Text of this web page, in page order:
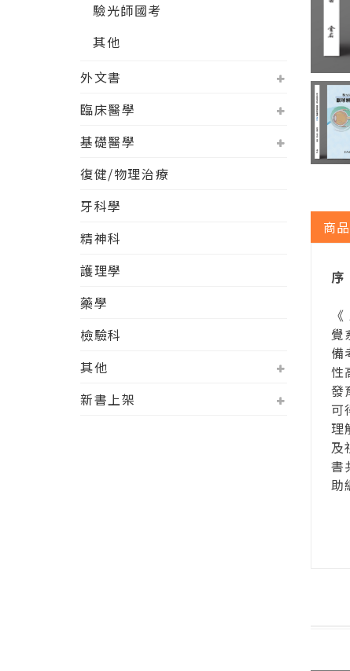
驗光師國考
其他
外文書
臨床醫學
基礎醫學
復健/物理治療
牙科學
精神科
護理學
藥學
檢驗科
其他
新書上架
商
序
覺
備
性
發
可
理
及
書
助